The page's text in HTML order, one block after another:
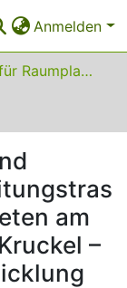
Anmelden
09 Fakultät für Raumplanung
am
–